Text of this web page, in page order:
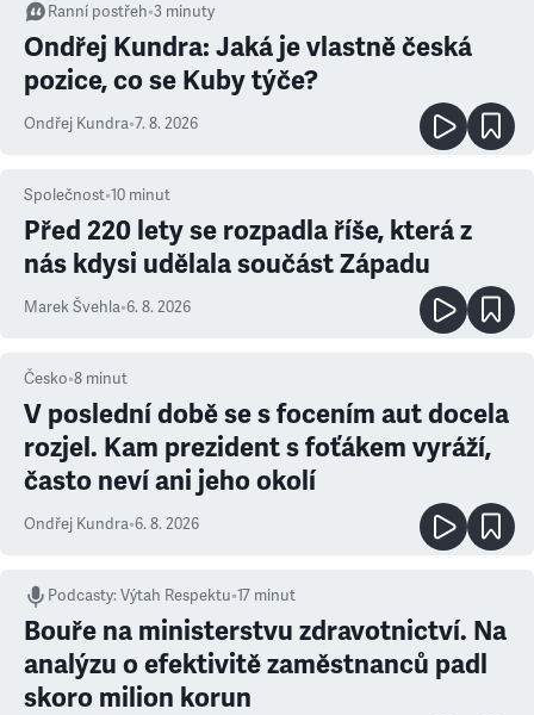
Ranní postřeh•3 minuty
Ondřej Kundra: Jaká je vlastně česká
pozice, co se Kuby týče?
Ondřej Kundra•7. 8. 2026
Společnost•10 minut
Před 220 lety se rozpadla říše, která z
nás kdysi udělala součást Západu
Marek Švehla•6. 8. 2026
Česko•8 minut
V poslední době se s focením aut docela
rozjel. Kam prezident s foťákem vyráží,
často neví ani jeho okolí
Ondřej Kundra•6. 8. 2026
Podcasty:Výtah Respektu•17 minut
Bouře na ministerstvu zdravotnictví. Na
analýzu o efektivitě zaměstnanců padl
skoro milion korun